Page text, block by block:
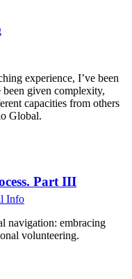
experience, I’ve been
given complexity,
capacities from others
Global.
Part III
Info
navigation: embracing
volunteering.